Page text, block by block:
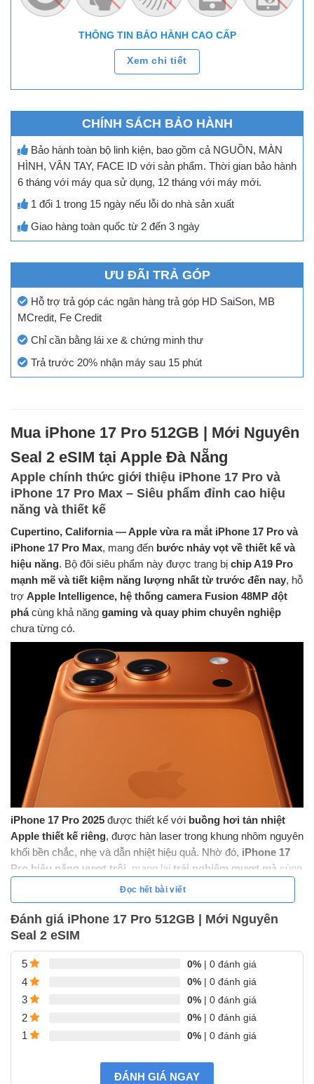
THÔNG TIN BẢO HÀNH CAO CẤP
Xem chi tiết
CHÍNH SÁCH BẢO HÀNH
Bảo hành toàn bộ linh kiện, bao gồm cả NGUỒN, MÀN
HÌNH, VÂN TAY, FACE ID với sản phẩm. Thời gian bảo hành
6 tháng với máy qua sử dụng, 12 tháng với máy mới.
1 đổi 1 trong 15 ngày nếu lỗi do nhà sản xuất
Giao hàng toàn quốc từ 2 đến 3 ngày
ƯU ĐÃI TRẢ GÓP
Hỗ trợ trả góp các ngân hàng trả góp HD SaiSon, MB
MCredit, Fe Credit
Chỉ cần bằng lái xe & chứng minh thư
Trả trước 20% nhận máy sau 15 phút
Mua iPhone 17 Pro 512GB | Mới Nguyên
Seal 2 eSIM tại Apple Đà Nẵng
Apple chính thức giới thiệu iPhone 17 Pro và
iPhone 17 Pro Max – Siêu phẩm đỉnh cao hiệu
năng và thiết kế
Cupertino, California — Apple vừa ra mắt iPhone 17 Pro và
iPhone 17 Pro Max, mang đến bước nhảy vọt về thiết kế và
hiệu năng. Bộ đôi siêu phẩm này được trang bị chip A19 Pro
mạnh mẽ và tiết kiệm năng lượng nhất từ trước đến nay, hỗ
trợ Apple Intelligence, hệ thống camera Fusion 48MP đột
phácùng khả năng gaming và quay phim chuyên nghiệp
chưa từng có.
iPhone 17 Pro 2025 được thiết kế với buồng hơi tản nhiệt
Apple thiết kế riêng, được hàn laser trong khung nhôm nguyên
khối bền chắc, nhẹ và dẫn nhiệt hiệu quả. Nhờ đó, iPhone 17
Pro hiệu năng vượt trội , mang lại trải nghiệm mượt mà cùng
thời lượng pin bền bỉ nhất trong dòng iPhone Pro
iPhone 17 Pro Camera – Bộ ba 48MP Fusion cực đỉnh
iPhone 17 Pro camera
ba ống kính Fusion
camera này mang đến trải nghiệm tương đương
tám ống kính
chuyên nghiệp
zoom quang học lên đến 8x – mức
cao nhất trên iPhone
Đọc hết bài viết
Đánh giá iPhone 17 Pro 512GB | Mới Nguyên
Seal 2 eSIM
5 0% | 0 đánh giá
4
0% | 0 đánh giá
3
0% | 0 đánh giá
2
0% | 0 đánh giá
1
0% | 0 đánh giá
ĐÁNH GIÁ NGAY